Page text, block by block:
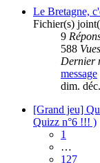
Le Bretagne,
Fichier(s)
9
588 Vues
Dernier
message
dim.
[Grand jeu]
Quizz n°6 !!! )
1
…
127